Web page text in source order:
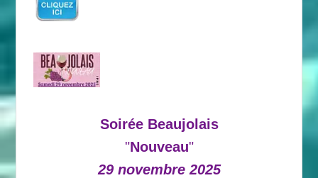
Soirée Beaujolais
"Nouveau"
29 novembre 2025